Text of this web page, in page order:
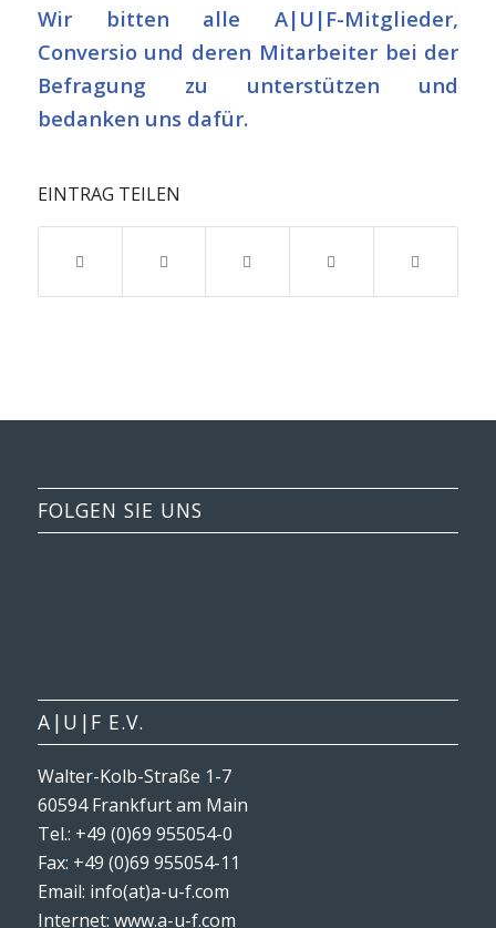
Wir bitten alle A|U|F-Mitglieder,
Conversio und deren Mitarbeiter bei der
Befragung zu unterstützen und
bedanken uns dafür.
EINTRAG TEILEN
FOLGEN SIE UNS
A|U|F E.V.
Walter-Kolb-Straße 1-7
60594 Frankfurt am Main
Tel.: +49 (0)69 955054-0
Fax: +49 (0)69 955054-11
Email: info(at)a-u-f.com
Internet: www.a-u-f.com